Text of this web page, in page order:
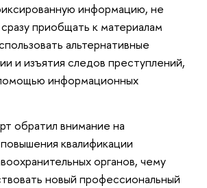
информацию, не
приобщать к материалам
альтернативные
и изъятия следов преступлений,
информационных
обратил внимание на
квалификации
органов, чему
новый профессиональный